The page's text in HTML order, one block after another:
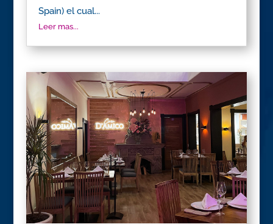
Spain) el cual...
Leer mas...